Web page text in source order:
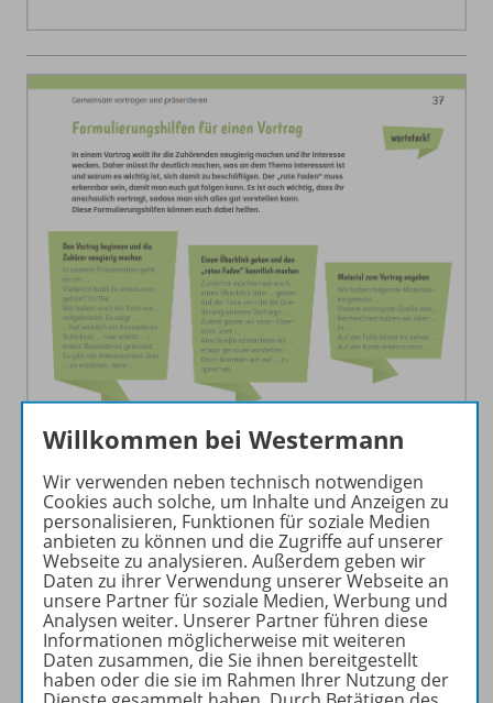
Mündliche, mediale und schriftliche Beiträge
Willkommen bei Westermann
Wir verwenden neben technisch notwendigen
Cookies auch solche, um Inhalte und Anzeigen zu
personalisieren, Funktionen für soziale Medien
anbieten zu können und die Zugriffe auf unserer
Webseite zu analysieren. Außerdem geben wir
Daten zu ihrer Verwendung unserer Webseite an
unsere Partner für soziale Medien, Werbung und
Analysen weiter. Unserer Partner führen diese
Informationen möglicherweise mit weiteren
Daten zusammen, die Sie ihnen bereitgestellt
haben oder die sie im Rahmen Ihrer Nutzung der